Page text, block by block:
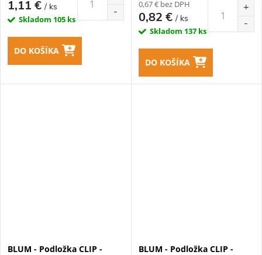
1,11 €/ ks
Skladom 105 ks
DO KOŠÍKA
0,67 € bez DPH
0,82 €/ ks
Skladom 137 ks
DO KOŠÍKA
BLUM - Podložka CLIP -
BLUM - Podložka CLIP -